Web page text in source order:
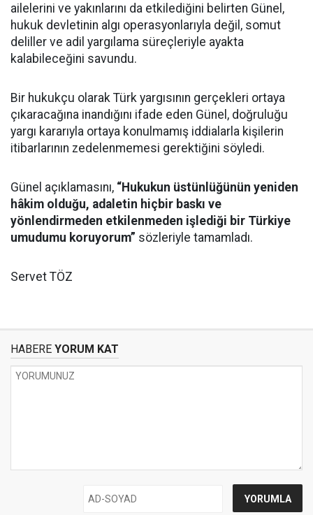
ailelerini ve yakınlarını da etkilediğini belirten Günel,
hukuk devletinin algı operasyonlarıyla değil, somut
deliller ve adil yargılama süreçleriyle ayakta
kalabileceğini savundu.
Bir hukukçu olarak Türk yargısının gerçekleri ortaya
çıkaracağına inandığını ifade eden Günel, doğruluğu
yargı kararıyla ortaya konulmamış iddialarla kişilerin
itibarlarının zedelenmemesi gerektiğini söyledi.
Günel açıklamasını, “Hukukun üstünlüğünün yeniden
hâkim olduğu, adaletin hiçbir baskı ve
yönlendirmeden etkilenmeden işlediği bir Türkiye
umudumu koruyorum” sözleriyle tamamladı.
Servet TÖZ
HABERE YORUM KAT